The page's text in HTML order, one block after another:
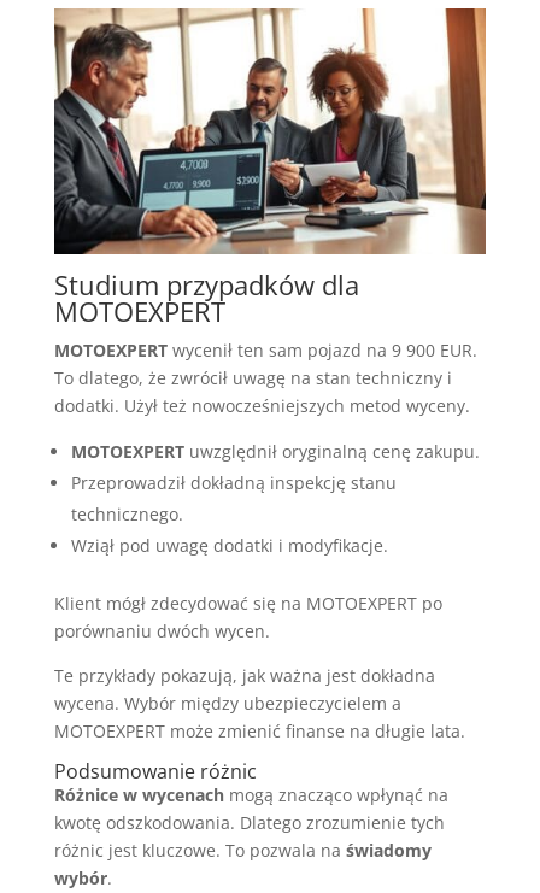
Studium przypadków dla
MOTOEXPERT
MOTOEXPERTwycenił ten sam pojazd na 9 900 EUR.
To dlatego, że zwrócił uwagę na stan techniczny i
dodatki. Użył też nowocześniejszych metod wyceny.
MOTOEXPERTuwzględnił oryginalną cenę zakupu.
Przeprowadził dokładną inspekcję stanu
technicznego.
Wziął pod uwagę dodatki i modyfikacje.
Klient mógł zdecydować się na MOTOEXPERT po
porównaniu dwóch wycen.
Te przykłady pokazują, jak ważna jest dokładna
wycena. Wybór między ubezpieczycielem a
MOTOEXPERT może zmienić finanse na długie lata.
Podsumowanie różnic
Różnice w wycenachmogą znacząco wpłynąć na
kwotę odszkodowania. Dlatego zrozumienie tych
różnic jest kluczowe. To pozwala na świadomy
wybór.